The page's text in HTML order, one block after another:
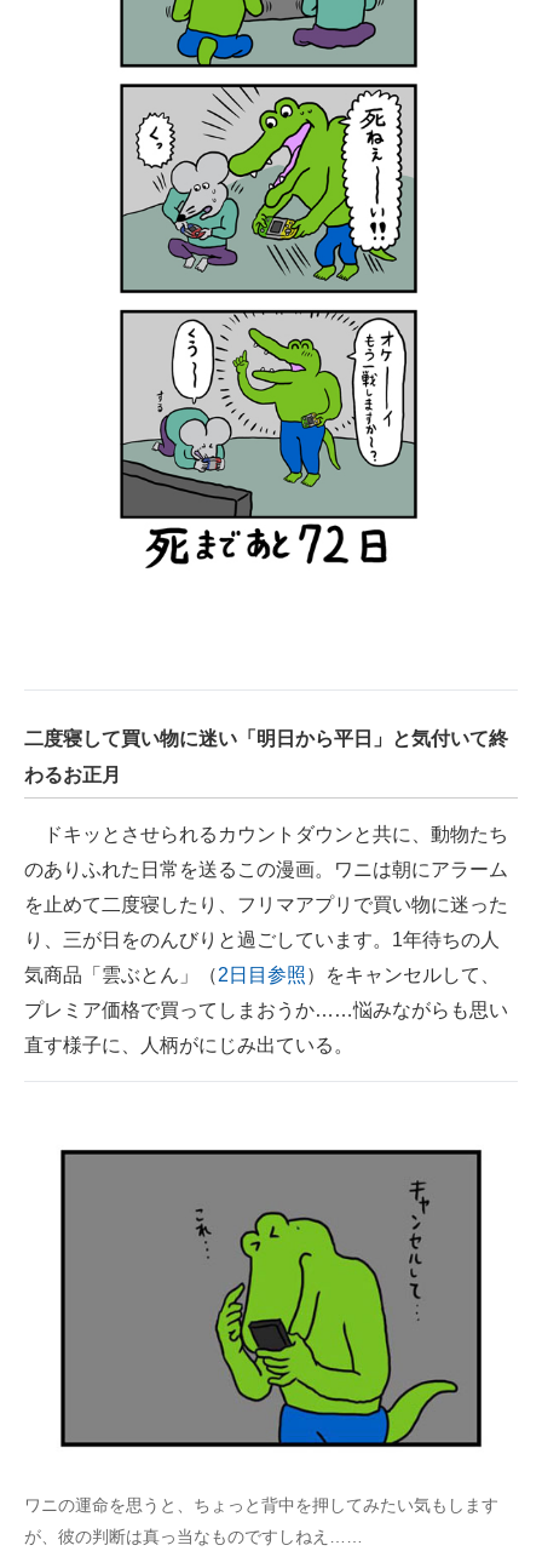
二度寝して買い物に迷い「明日から平日」と気付いて終
わるお正月
ドキッとさせられるカウントダウンと共に、動物たち
のありふれた日常を送るこの漫画。ワニは朝にアラーム
を止めて二度寝したり、フリマアプリで買い物に迷った
り、三が日をのんびりと過ごしています。1年待ちの人
気商品「雲ぶとん」（2日目参照）をキャンセルして、
プレミア価格で買ってしまおうか……悩みながらも思い
直す様子に、人柄がにじみ出ている。
ワニの運命を思うと、ちょっと背中を押してみたい気もします
が、彼の判断は真っ当なものですしねえ……